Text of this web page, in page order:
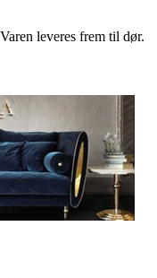
leveres frem til dør.